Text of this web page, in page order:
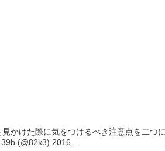
かけた際に気をつけるべき注意点を二つ
(@82k3) 2016...